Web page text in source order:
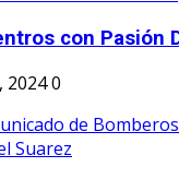
con Pasión
20240